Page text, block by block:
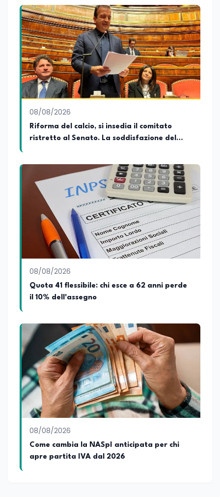
esperienza all'interno di redazioni
giornalistiche, distinguendosi per la
capacità di interpretare la cultura come
motore di cambiamento sociale e
organizzativo.
08/08/2026
Riforma del calcio, si insedia il comitato
ristretto al Senato. La soddisfazione del
08/08/2026
Quota 41 flessibile: chi esce a 62 anni perde
il 10% dell'assegno
08/08/2026
Come cambia la NASpI anticipata per chi
apre partita IVA dal 2026